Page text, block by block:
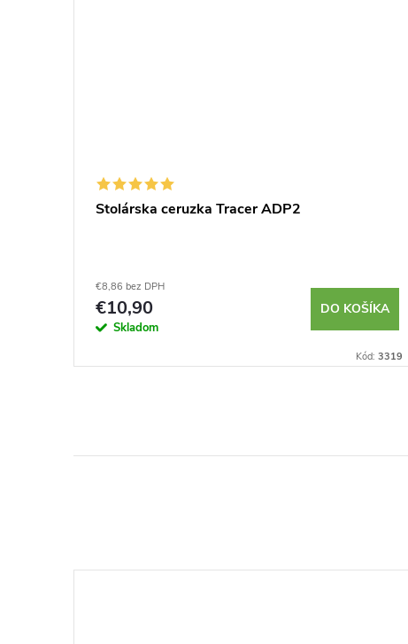
Stolárska ceruzka Tracer ADP2
€8,86 bez DPH
€10,90
Skladom
DO KOŠÍKA
Kód: 3319